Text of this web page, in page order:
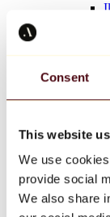
Consent
This website
We use
provide social
We also share
Opera della